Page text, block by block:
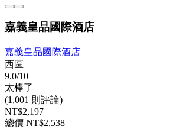
嘉義皇品國際酒店
嘉義皇品國際酒店
西區
9.0/10
太棒了
(1,001 則評論)
NT$2,197
總價 NT$2,538